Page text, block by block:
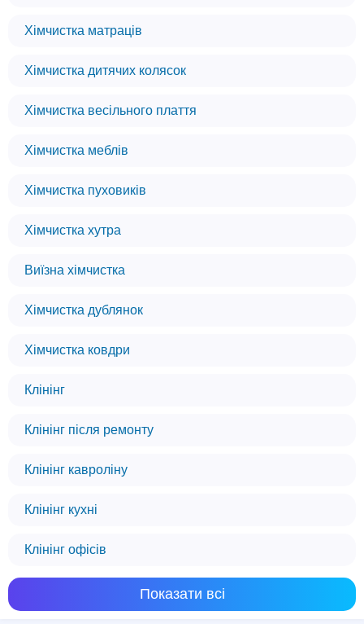
Хімчистка матраців
Хімчистка дитячих колясок
Хімчистка весільного плаття
Хімчистка меблів
Хімчистка пуховиків
Хімчистка хутра
Виїзна хімчистка
Хімчистка дублянок
Хімчистка ковдри
Клінінг
Клінінг після ремонту
Клінінг кавроліну
Клінінг кухні
Клінінг офісів
Показати всі